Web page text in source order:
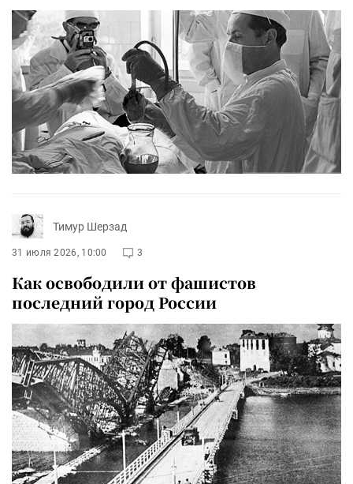
Тимур Шерзад
31 июля 2026, 10:00 3
Как освободили от фашистов
последний город России